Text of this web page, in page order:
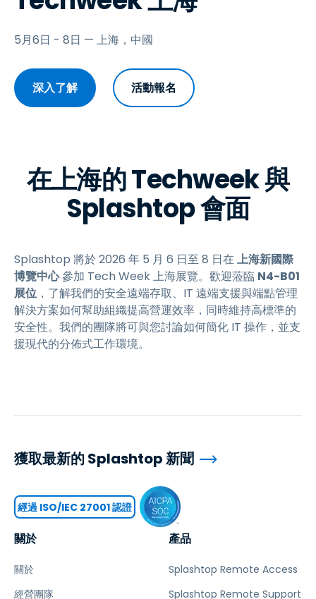
5月6日 - 8日 — 上海，中國
深入了解 活動報名
在上海的 Techweek 與
Splashtop 會面
Splashtop 將於 2026 年 5 月 6 日至 8 日在上海新國際
博覽中心參加 Tech Week 上海展覽。歡迎蒞臨 N4-B01
展位 ，了解我們的安全遠端存取、IT 遠端支援與端點管理
解決方案如何幫助組織提高營運效率，同時維持高標準的
安全性。我們的團隊將可與您討論如何簡化 IT 操作，並支
援現代的分佈式工作環境。
關於
關於
經營團隊
產品
Splashtop Remote Access
Splashtop Remote Support
獲取最新的 Splashtop 新聞
經過 ISO/IEC 27001 認證